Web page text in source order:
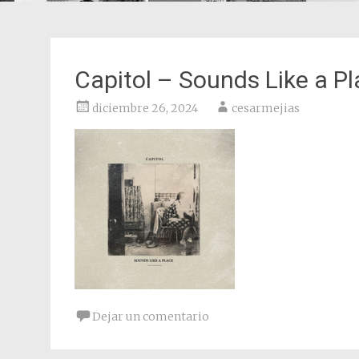
Capitol – Sounds Like a
diciembre 26, 2024 cesarmejias
Dejar un comentario